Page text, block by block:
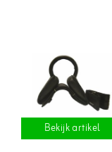
Bekijk artikel